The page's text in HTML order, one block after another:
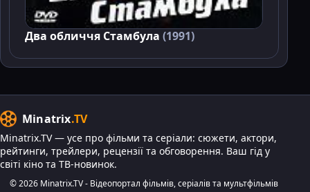
Два обличчя Стамбула (1991)
Minatrix.TV
Minatrix.TV — усе про фільми та серіали: сюжети, актори,
рейтинги, трейлери, рецензії та обговорення. Ваш гід у
світі кіно та ТВ-новинок.
© 2026 Minatrix.TV - Відеопортал фільмів, серіалів та мультфільмів